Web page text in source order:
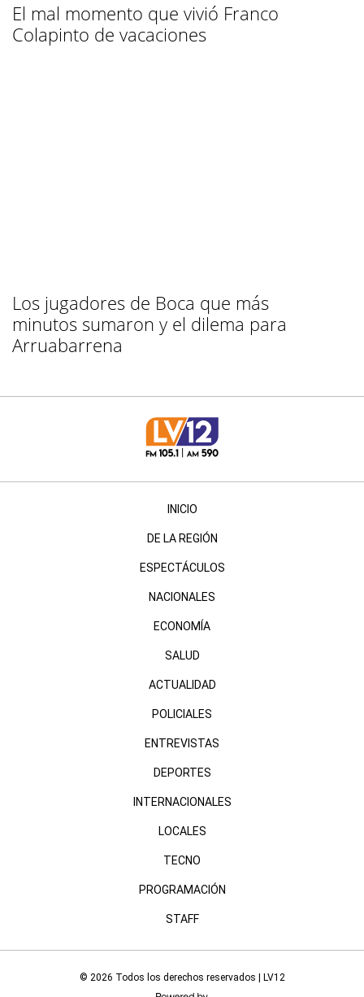
El mal momento que vivió Franco
Colapinto de vacaciones
Los jugadores de Boca que más
minutos sumaron y el dilema para
Arruabarrena
INICIO
DE LA REGIÓN
ESPECTÁCULOS
NACIONALES
ECONOMÍA
SALUD
ACTUALIDAD
POLICIALES
ENTREVISTAS
DEPORTES
INTERNACIONALES
LOCALES
TECNO
PROGRAMACIÓN
STAFF
© 2026 Todos los derechos reservados | LV12